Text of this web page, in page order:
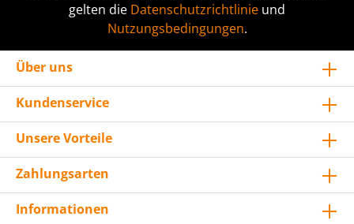
gelten die Datenschutzrichtlinie und
Nutzungsbedingungen.
Über uns
Kundenservice
Unsere Vorteile
Zahlungsarten
Informationen